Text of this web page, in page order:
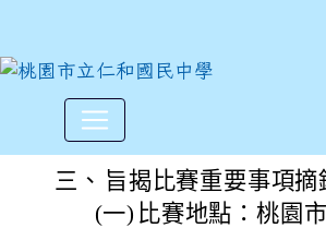
「桃園市113學年
三、 旨揭比賽重要事項摘
(一) 比賽地點：桃園